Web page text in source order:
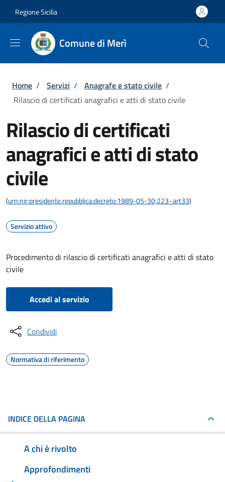
Regione Sicilia
Comune di Merì
Briciole di pane
Home / Servizi / Anagrafe e stato civile /
Rilascio di certificati anagrafici e atti di stato civile
Rilascio di certificati
anagrafici e atti di stato
civile
(urn:nir:presidente.repubblica:decreto:1989-05-30;223~art33)
Servizio attivo
Procedimento di rilascio di certificati anagrafici e atti di stato
civile
Accedi al servizio
Condividi
Normativa di riferimento
INDICE DELLA PAGINA
A chi è rivolto
Approfondimenti